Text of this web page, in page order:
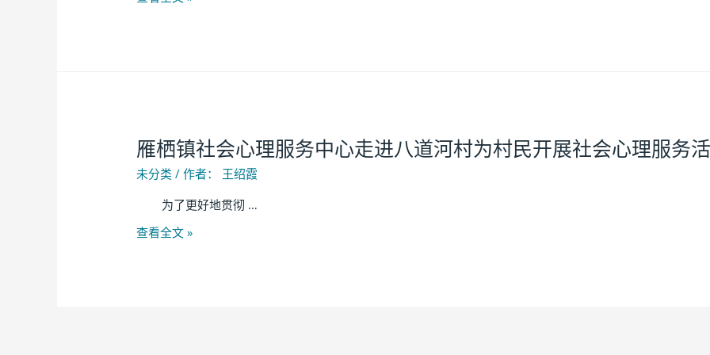
雁栖镇社会心理服务中心走进八道河村为村民开展社会心理服务
未分类 / 作者：
王绍霞
为了更好地贯彻 …
查看全文 »